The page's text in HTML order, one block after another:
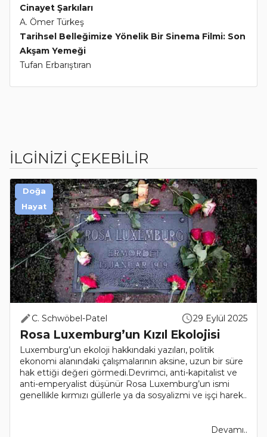
Cinayet Şarkıları
A. Ömer Türkeş
Tarihsel Belleğimize Yönelik Bir Sinema Filmi: Son
Akşam Yemeği
Tufan Erbarıştıran
İLGİNİZİ ÇEKEBİLİR
C. Schwöbel-Patel 29 Eylül 2025
Rosa Luxemburg’un Kızıl Ekolojisi
Luxemburg’un ekoloji hakkındaki yazıları, politik
ekonomi alanındaki çalışmalarının aksine, uzun bir süre
hak ettiği değeri görmedi.Devrimci, anti-kapitalist ve
anti-emperyalist düşünür Rosa Luxemburg’un ismi
genellikle kırmızı güllerle ya da sosyalizmi ve işçi harek..
Devamı..
Doğa
Hayat